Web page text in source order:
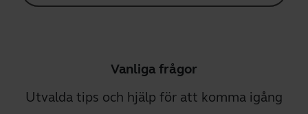
Vanliga frågor
Utvalda tips och hjälp för att komma igång